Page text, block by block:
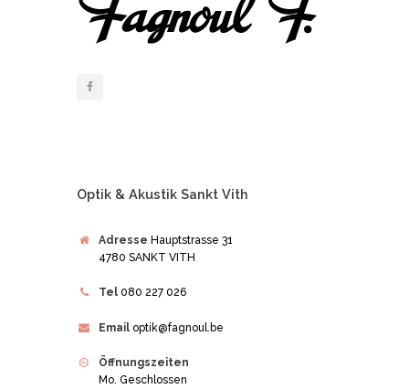
Optik & Akustik Sankt Vith
Adresse Hauptstrasse 31
4780 SANKT VITH
Tel 080 227 026
Email optik@fagnoul.be
Öffnungszeiten
Mo. Geschlossen